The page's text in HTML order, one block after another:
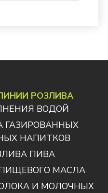
РОЗЛИВА
ВОДОЙ
ГАЗИРОВАННЫХ
НАПИТКОВ
ПИВА
МАСЛА
И МОЛОЧНЫХ